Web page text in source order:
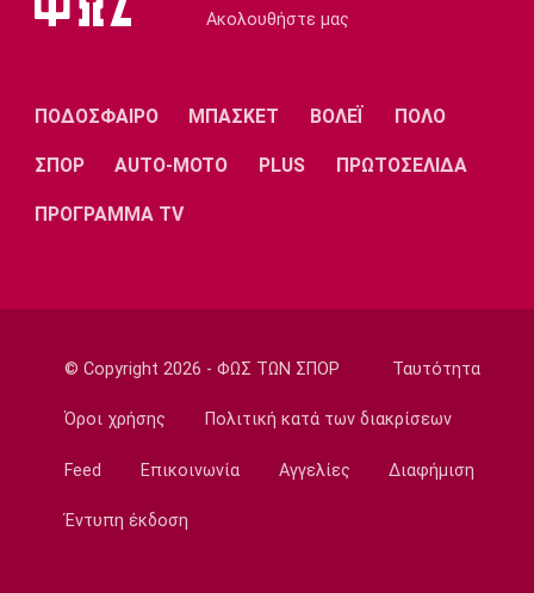
Ίντερ
Ντόρτμουντ
Ζερμέν
Ερυθρός
Ακολουθήστε μας
ΠΟΔΟΣΦΑΙΡΟ ΜΠΑΣΚΕΤ ΒΟΛΕΪ ΠΟΛΟ
ΣΠΟΡ AUTO-MOTO PLUS ΠΡΩΤΟΣΕΛΙΔΑ
ΠΡΟΓΡΑΜΜΑ TV
© Copyright 2026 - ΦΩΣ ΤΩΝ ΣΠΟΡ Ταυτότητα
Όροι χρήσης Πολιτική κατά των διακρίσεων
Feed Επικοινωνία Αγγελίες Διαφήμιση
Έντυπη έκδοση